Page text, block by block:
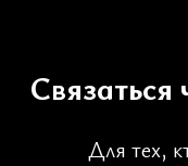
Для тех,